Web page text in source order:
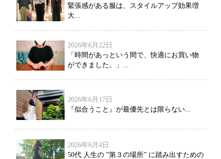
緊張感がある服は、スタイルアップ効果増
大...
2026年6月22日
「時間があっという間で、快適にお買い物
ができました。」...
2026年6月17日
『似合うこと』が最優先とは限らない...
2026年6月4日
50代 人生の ”第３の場所” に踏み出すための